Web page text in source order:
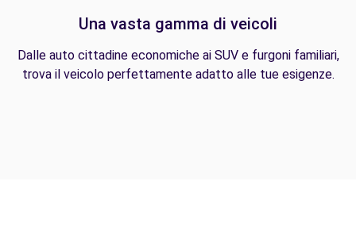
Una vasta gamma di veicoli
Dalle auto cittadine economiche ai SUV e furgoni familiari,
trova il veicolo perfettamente adatto alle tue esigenze.